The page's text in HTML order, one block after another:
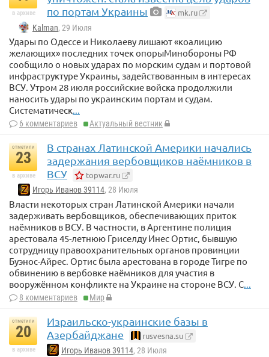
в архиве
по портам Украины
mk.ru
Kalman, 29 Июля
Удары по Одессе и Николаеву лишают «коалицию
желающих» последних точек опорыМинобороны РФ
сообщило о новых ударах по морским судам и портовой
инфраструктуре Украины, задействованным в интересах
ВСУ. Утром 28 июля российские войска продолжили
наносить удары по украинским портам и судам.
Систематическ...
6 комментариев Актуальный вестник
отметили
23
в архиве
В странах Латинской Америки начались
задержания вербовщиков наёмников в
ВСУ
topwar.ru
Игорь Иванов 39114, 28 Июля
Власти некоторых стран Латинской Америки начали
задерживать вербовщиков, обеспечивающих приток
наёмников в ВСУ. В частности, в Аргентине полиция
арестовала 45-летнюю Гриселду Инес Ортис, бывшую
сотрудницу правоохранительных органов провинции
Буэнос-Айрес. Ортис была арестована в городе Тигре по
обвинению в вербовке наёмников для участия в
вооружённом конфликте на Украине на стороне ВСУ. С
8 комментариев Мир
отметили
20
в архиве
Израильско-украинские базы в
Азербайджане
rusvesna.su
Игорь Иванов 39114, 28 Июля